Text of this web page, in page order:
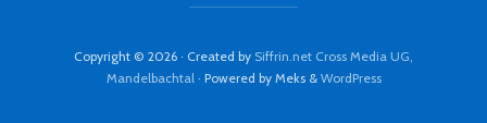
Copyright © 2026 · Created by Siffrin.net Cross Media UG,
Mandelbachtal· Powered by Meks & WordPress